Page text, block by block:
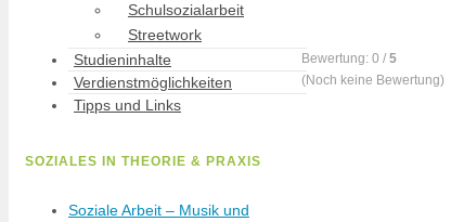
Bewertung: 0 / 5
(Noch keine Bewertung)
Schulsozialarbeit
Streetwork
Studieninhalte
Verdienstmöglichkeiten
Tipps und Links
SOZIALES IN THEORIE & PRAXIS
Soziale Arbeit – Musik und